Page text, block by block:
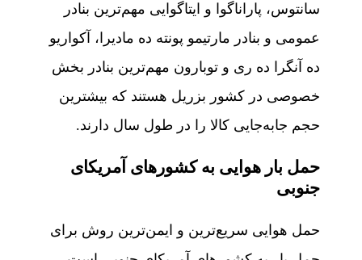
سانتوس، پاراناگوا و ایتاگوایی مهم‌ترین بنادر
عمومی و بنادر مارتیمو پونته ده مادیرا، آکواریو
ده آنگرا ده ری و توبارون مهم‌ترین بنادر بخش
خصوصی در کشور بزریل هستند که بیشترین
حجم جابه‌جایی کالا را در طول سال دارند.
حمل بار هوایی به کشورهای آمریکای
جنوبی
حمل هوایی سریع‌ترین و ایمن‌ترین روش برای